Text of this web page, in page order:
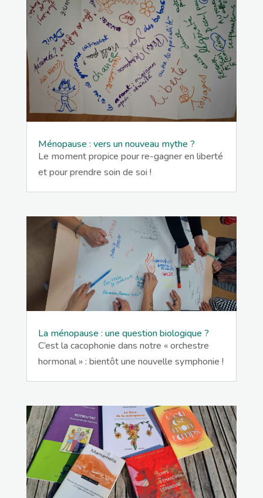
Ménopause : vers un nouveau mythe ?
Le moment propice pour re-gagner en liberté
et pour prendre soin de soi !
La ménopause : une question biologique ?
C’est la cacophonie dans notre « orchestre
hormonal » : bientôt une nouvelle symphonie !